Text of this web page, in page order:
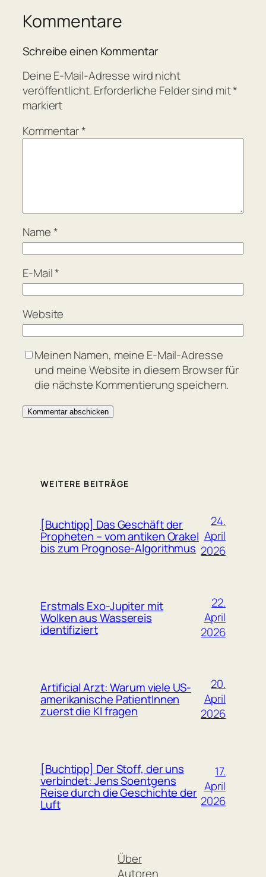
Kommentare
Schreibe einen Kommentar
Deine E-Mail-Adresse wird nicht
veröffentlicht.Erforderliche Felder sind mit*
markiert
Kommentar*
Name*
E-Mail*
Website
Meinen Namen, meine E-Mail-Adresse
und meine Website in diesem Browser für
die nächste Kommentierung speichern.
WEITERE BEITRÄGE
[Buchtipp] Das Geschäft der
Propheten – vom antiken Orakel
bis zum Prognose-Algorithmus
24.
April
2026
Erstmals Exo-Jupiter mit
Wolken aus Wassereis
identifiziert
22.
April
2026
Artificial Arzt: Warum viele US-
amerikanische PatientInnen
zuerst die KI fragen
20.
April
2026
[Buchtipp] Der Stoff, der uns
verbindet: Jens Soentgens
Reise durch die Geschichte der
Luft
17.
April
2026
Über
Autoren